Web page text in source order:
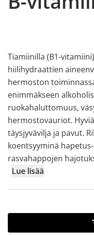
Tiamiinilla (B1-
hiilihydraattien
hermoston
enimmäkseen
ruokahaluttomuus,
hermostovauriot.
täysjyvävilja ja pavut.
koentsyyminä
rasvahappojen
Lue lisää